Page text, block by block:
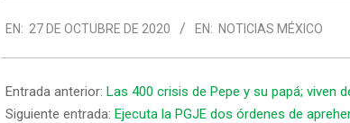
10-
27
EN: 27 DE OCTUBRE DE 2020 EN: NOTICIAS MÉXICO
Entrada anterior:Las 400 crisis de Pepe y su papá;
Siguiente entrada:Ejecuta la PGJE dos órdenes de